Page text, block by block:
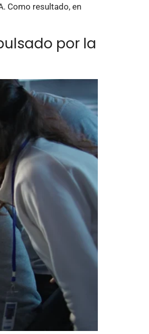
Como resultado, en
por la